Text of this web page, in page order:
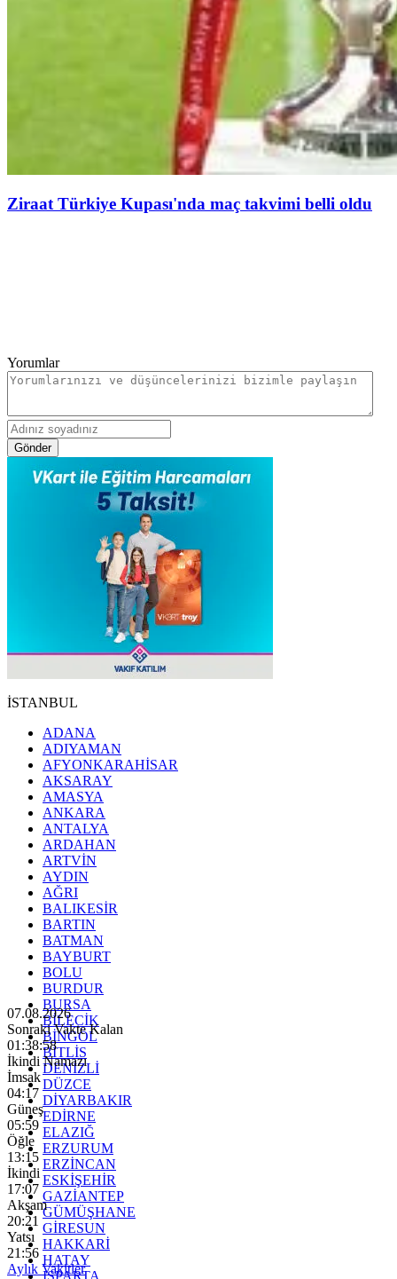
Ziraat Türkiye Kupası'nda maç takvimi belli oldu
Yorumlar
Gönder
İSTANBUL
ADANA
ADIYAMAN
AFYONKARAHİSAR
AKSARAY
AMASYA
ANKARA
ANTALYA
ARDAHAN
ARTVİN
AYDIN
AĞRI
BALIKESİR
BARTIN
BATMAN
BAYBURT
BOLU
BURDUR
BURSA
BİLECİK
BİNGÖL
BİTLİS
DENİZLİ
DÜZCE
DİYARBAKIR
EDİRNE
ELAZIĞ
ERZURUM
ERZİNCAN
ESKİŞEHİR
GAZİANTEP
GÜMÜŞHANE
GİRESUN
HAKKARİ
HATAY
ISPARTA
07.08.2026
Sonraki Vakte Kalan
01:38:56
İkindi Namazı
İmsak
04:17
Güneş
05:59
Öğle
13:15
İkindi
17:07
Akşam
20:21
Yatsı
21:56
Aylık Vakitler